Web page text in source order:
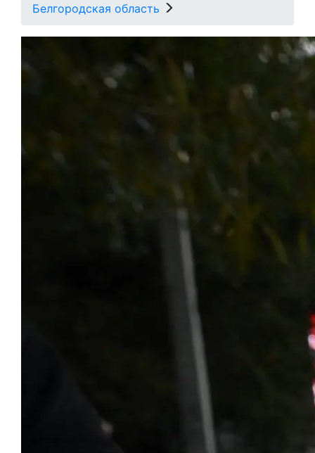
Белгородская область